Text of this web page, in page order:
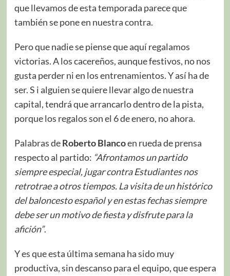
que llevamos de esta temporada parece que
también se pone en nuestra contra.
Pero que nadie se piense que aquí regalamos
victorias. A los cacereños, aunque festivos, no nos
gusta perder ni en los entrenamientos. Y así ha de
ser. S i alguien se quiere llevar algo de nuestra
capital, tendrá que arrancarlo dentro de la pista,
porque los regalos son el 6 de enero, no ahora.
Palabras deRoberto Blancoen rueda de prensa
respecto al partido: “Afrontamos un partido
siempre especial, jugar contra Estudiantes nos
retrotrae a otros tiempos. La visita de un histórico
del baloncesto español y en estas fechas siempre
debe ser un motivo de fiesta y disfrute para la
afición”.
Y es que esta última semana ha sido muy
productiva, sin descanso para el equipo, que espera